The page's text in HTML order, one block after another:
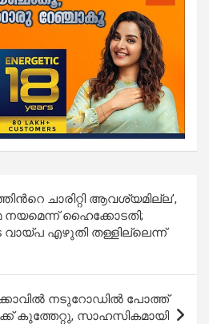
ചാരിറ്റി ആവശ്യമില്ല’,
നയമെന്ന് ഹൈക്കോടതി;
എഴുതി തള്ളില്ലെന്ന്
നടുറോഡിൽ‌ പോത്ത്
കുത്തേറ്റു, സാഹസികമായി